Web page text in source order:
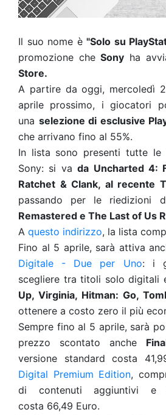
Il suo nome è "Solo su
promozione che Sony ha
Store.
A partire da oggi, mercoledì
aprile prossimo, i giocatori
una selezione di esclusive
che arrivano fino al 55%.
In lista sono presenti tutte le
Sony: si vada Uncharted 4:
Ratchet & Clank, al recente
passando per le riedizioni
Remastered e The Last of Us
A questo indirizzo, la lista
Fino al 5 aprile, sarà attiva
Digitale - Due per Uno: i
scegliere tra titoli solo digitali
Up, Virginia, Hitman: Go,
ottenere a costo zero il più
Sempre fino al 5 aprile, sarà
prezzo scontato anche
versione standard costa
Digital Premium Edition,
di contenuti aggiuntivi e
costa 66,49 Euro.